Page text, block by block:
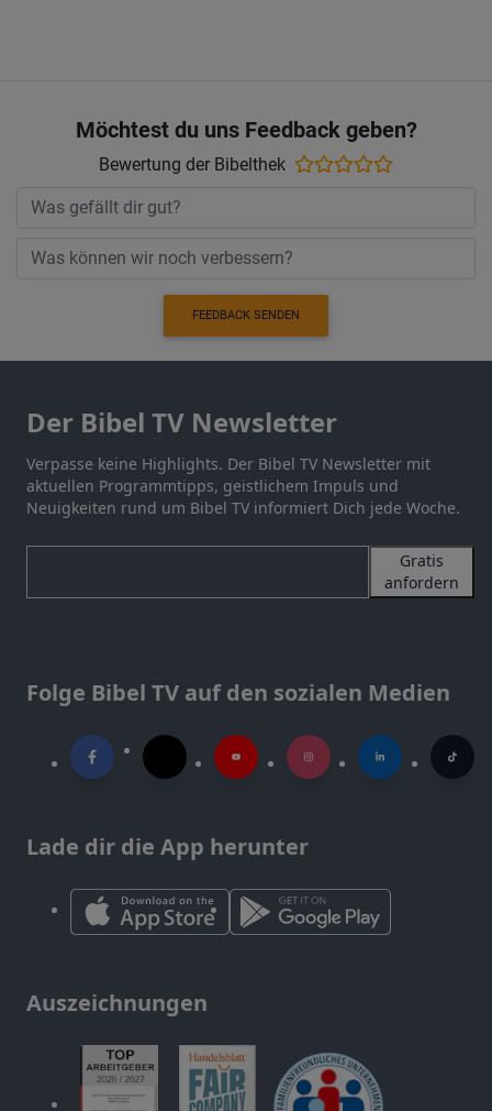
Möchtest du uns Feedback geben?
Bewertung der Bibelthek
FEEDBACK SENDEN
Der Bibel TV Newsletter
Verpasse keine Highlights. Der Bibel TV Newsletter mit
aktuellen Programmtipps, geistlichem Impuls und
Neuigkeiten rund um Bibel TV informiert Dich jede Woche.
Gratis
anfordern
Folge Bibel TV auf den sozialen Medien
Lade dir die App herunter
Auszeichnungen